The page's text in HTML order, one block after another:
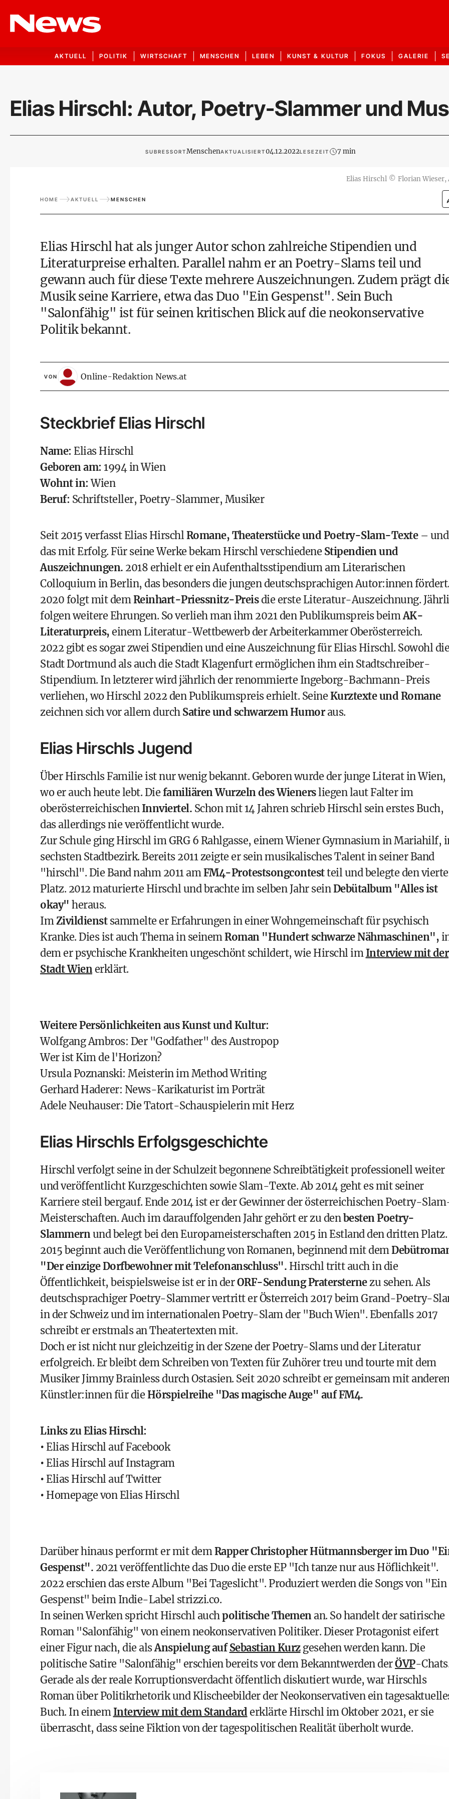
AKTUELL POLITIK WIRTSCHAFT MENSCHEN LEBEN KUNST & KULTUR FOKUS GALERIE
Elias Hirschl: Autor, Poetry-Slammer und
SUBRESSORTMenschenAKTUALISIERT04.12.2022LESEZEIT 7 min
Elias Hirschl © Florian Wieser,
HOME AKTUELL MENSCHEN
Elias Hirschl hat als junger Autor schon zahlreiche Stipendien und
Literaturpreise erhalten. Parallel nahm er an Poetry-Slams teil und
gewann auch für diese Texte mehrere Auszeichnungen. Zudem prägt
Musik seine Karriere, etwa das Duo "Ein Gespenst". Sein Buch
"Salonfähig" ist für seinen kritischen Blick auf die neokonservative
Politik bekannt.
VON Online-Redaktion News.at
Steckbrief Elias Hirschl
Name: Elias Hirschl
Geboren am: 1994 in Wien
Wohnt in: Wien
Beruf: Schriftsteller, Poetry-Slammer, Musiker
Seit 2015 verfasst Elias HirschlRomane, Theaterstücke und Poetry-Slam-Texte– und
das mit Erfolg. Für seine Werke bekam Hirschl verschiedene Stipendien und
Auszeichnungen. 2018 erhielt er ein Aufenthaltsstipendium am Literarischen
Colloquium in Berlin, das besonders die jungen deutschsprachigen Autor:innen
2020 folgt mit demReinhart-Priessnitz-Preisdie erste Literatur-Auszeichnung.
folgen weitere Ehrungen. So verlieh man ihm 2021 den Publikumspreis beimAK-
Literaturpreis, einem Literatur-Wettbewerb der Arbeiterkammer Oberösterreich.
2022 gibt es sogar zwei Stipendien und eine Auszeichnung für Elias Hirschl. Sowohl die
Stadt Dortmund als auch die Stadt Klagenfurt ermöglichen ihm ein Stadtschreiber-
Stipendium. In letzterer wird jährlich der renommierte Ingeborg-Bachmann-Preis
verliehen, wo Hirschl 2022 den Publikumspreis erhielt. Seine Kurztexte und Romane
zeichnen sich vor allem durch Satire und schwarzem Humoraus.
Elias Hirschls Jugend
Über Hirschls Familie ist nur wenig bekannt. Geboren wurde der junge Literat in Wien,
wo er auch heute lebt. Die familiären Wurzeln des Wienersliegenlaut Falterim
oberösterreichischen Innviertel. Schon mit 14 Jahren schrieb Hirschl sein erstes Buch,
das allerdings nie veröffentlicht wurde.
Zur Schule ging Hirschl im GRG 6 Rahlgasse, einem Wiener Gymnasium in Mariahilf,
sechsten Stadtbezirk. Bereits 2011 zeigte er sein musikalisches Talent in seiner Band
"hirschl". Die Band nahm 2011 amFM4-Protestsongcontestteil und belegte den
Platz. 2012 maturierte Hirschl und brachte im selben Jahr seinDebütalbum "Alles ist
okay" heraus.
ImZivildienstsammelte er Erfahrungen in einer Wohngemeinschaft für psychisch
Kranke. Dies ist auch Thema in seinemRoman "Hundert schwarze Nähmaschinen",
dem er psychische Krankheiten ungeschönt schildert, wie Hirschl im Interview mit der
Stadt Wien erklärt.
Weitere Persönlichkeiten aus Kunst und Kultur:
Wolfgang Ambros: Der "Godfather" des Austropop
Wer ist Kim de l'Horizon?
Ursula Poznanski: Meisterin im Method Writing
Gerhard Haderer: News-Karikaturist im Porträt
Adele Neuhauser: Die Tatort-Schauspielerin mit Herz
Elias Hirschls Erfolgsgeschichte
Hirschl verfolgt seine in der Schulzeit begonnene Schreibtätigkeit professionell weiter
und veröffentlicht Kurzgeschichten sowie Slam-Texte. Ab 2014 geht es mit seiner
Karriere steil bergauf. Ende 2014 ist er der Gewinner der österreichischen Poetry-
Meisterschaften. Auch im darauffolgenden Jahr gehört er zu denbesten Poetry-
Slammern und belegt bei den Europameisterschaften 2015 in Estland den dritten Platz.
2015 beginnt auch die Veröffentlichung von Romanen, beginnend mit dem
"Der einzige Dorfbewohner mit Telefonanschluss". Hirschl tritt auch in die
Öffentlichkeit, beispielsweise ist er in derORF-Sendung Pratersternezu sehen. Als
deutschsprachiger Poetry-Slammer vertritt er Österreich 2017 beim Grand-Poetry-
in der Schweiz und im internationalen Poetry-Slam der "Buch Wien". Ebenfalls 2017
schreibt er erstmals an Theatertexten mit.
Doch er ist nicht nur gleichzeitig in der Szene der Poetry-Slams und der Literatur
erfolgreich. Er bleibt dem Schreiben von Texten für Zuhörer treu und tourte mit dem
Musiker Jimmy Brainless durch Ostasien. Seit 2020 schreibt er gemeinsam mit
Künstler:innen für die Hörspielreihe "Das magische Auge" auf FM4.
Links zu Elias Hirschl:
• Elias Hirschl auf Facebook
• Elias Hirschl auf Instagram
• Elias Hirschl auf Twitter
• Homepage von Elias Hirschl
Darüber hinaus performt er mit demRapper Christopher Hütmannsberger im Duo
Gespenst". 2021 veröffentlichte das Duo die erste EP "Ich tanze nur aus Höflichkeit".
2022 erschien das erste Album "Bei Tageslicht". Produziert werden die Songs von "Ein
Gespenst" beim Indie-Label strizzi.co.
In seinen Werken spricht Hirschl auchpolitische Themen an. So handelt der satirische
Roman "Salonfähig" von einem neokonservativen Politiker. Dieser Protagonist eifert
einer Figur nach, die alsAnspielung aufSebastian Kurzgesehen werden kann. Die
politische Satire "Salonfähig" erschien bereits vor dem Bekanntwerden derÖVP-
Gerade als der reale Korruptionsverdacht öffentlich diskutiert wurde, war Hirschls
Roman über Politikrhetorik und Klischeebilder der Neokonservativen ein
Buch. In einem Interview mit dem Standard erklärte Hirschl im Oktober 2021, er sie
überrascht, dass seine Fiktion von der tagespolitischen Realität überholt wurde.